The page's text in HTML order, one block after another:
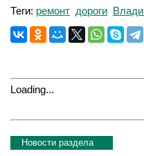
Теги: ремонт дороги
Loading...
Новости раздела